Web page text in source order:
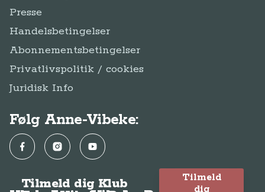
Presse
Handelsbetingelser
Abonnementsbetingelser
Privatlivspolitik / cookies
Juridisk Info
Følg Anne-Vibeke:
FacebookInstagramYouTube
Tilmeld dig Klub
Tilmeld
dig